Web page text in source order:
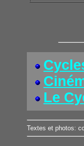
Le
Textes et photos: